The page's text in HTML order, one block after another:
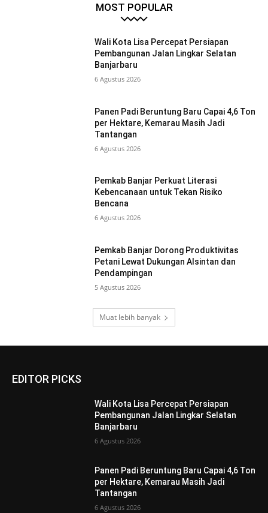
MOST POPULAR
Wali Kota Lisa Percepat Persiapan
Pembangunan Jalan Lingkar Selatan
Banjarbaru
6 Agustus 2026
Panen Padi Beruntung Baru Capai 4,6 Ton
per Hektare, Kemarau Masih Jadi
Tantangan
6 Agustus 2026
Pemkab Banjar Perkuat Literasi
Kebencanaan untuk Tekan Risiko
Bencana
6 Agustus 2026
Pemkab Banjar Dorong Produktivitas
Petani Lewat Dukungan Alsintan dan
Pendampingan
5 Agustus 2026
Muat lebih banyak
EDITOR PICKS
Wali Kota Lisa Percepat Persiapan
Pembangunan Jalan Lingkar Selatan
Banjarbaru
6 Agustus 2026
Panen Padi Beruntung Baru Capai 4,6 Ton
per Hektare, Kemarau Masih Jadi
Tantangan
6 Agustus 2026